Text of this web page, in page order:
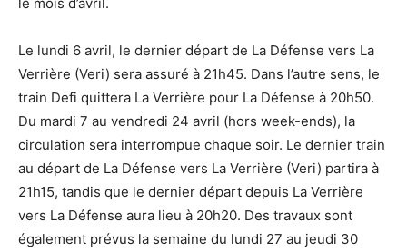
Le lundi 6 avril, le dernier départ de La Défense vers La
Verrière (Veri) sera assuré à 21h45. Dans l’autre sens, le
train Defi quittera La Verrière pour La Défense à 20h50.
Du mardi 7 au vendredi 24 avril (hors week-ends), la
circulation sera interrompue chaque soir. Le dernier train
au départ de La Défense vers La Verrière (Veri) partira à
21h15, tandis que le dernier départ depuis La Verrière
vers La Défense aura lieu à 20h20. Des travaux sont
également prévus la semaine du lundi 27 au jeudi 30